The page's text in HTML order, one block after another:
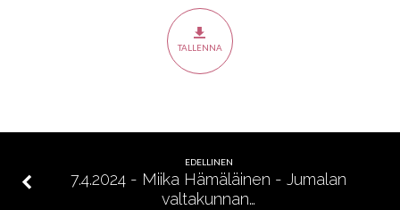
TALLENNA
EDELLINEN
7.4.2024 - Miika Hämäläinen - Jumalan
valtakunnan…